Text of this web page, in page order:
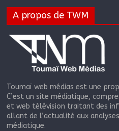
A propos de TWM
Toumaï web médias est une
C’est un site médiatique,
et web télévision traitant des
allant de l’actualité aux
médiatique.